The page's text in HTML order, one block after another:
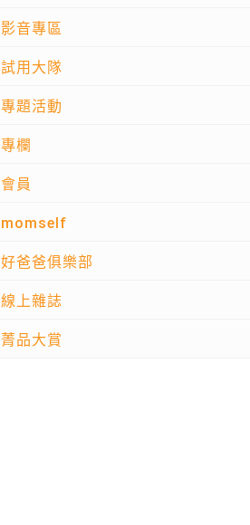
影音專區
試用大隊
專題活動
專欄
會員
momself
好爸爸俱樂部
線上雜誌
菁品大賞